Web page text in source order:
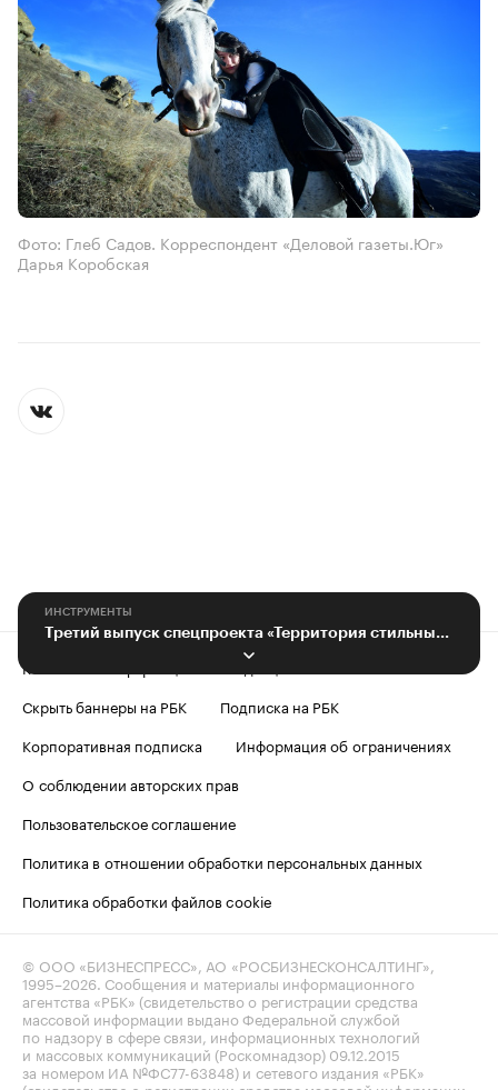
Фото: Глеб Садов. Корреспондент «Деловой газеты.Юг»
Дарья Коробская
ИНСТРУМЕНТЫ
Третий выпуск спецпроекта «Территория стильных»: в ритме «Абрау-Дюрсо»
Контактная информация
Скрыть баннеры на РБК
Подписка на РБК
Корпоративная подписка
Информация об ограничениях
О соблюдении авторских прав
Пользовательское соглашение
Политика в отношении обработки персональных данных
Политика обработки файлов cookie
© ООО «БИЗНЕСПРЕСС», АО «РОСБИЗНЕСКОНСАЛТИНГ»,
1995–2026. Сообщения и материалы информационного
агентства «РБК» (свидетельство о регистрации средства
массовой информации выдано Федеральной службой
по надзору в сфере связи, информационных технологий
и массовых коммуникаций (Роскомнадзор) 09.12.2015
за номером ИА №ФС77-63848) и сетевого издания «РБК»